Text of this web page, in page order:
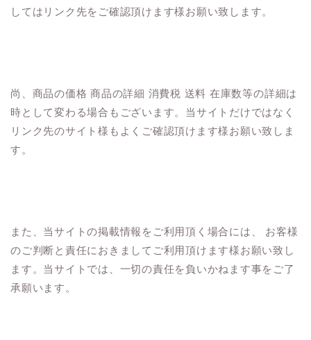
してはリンク先をご確認頂けます様お願い致します。
尚、商品の価格 商品の詳細 消費税 送料 在庫数等の詳細は
時として変わる場合もございます。当サイトだけではなく
リンク先のサイト様もよくご確認頂けます様お願い致しま
す。
また、当サイトの掲載情報をご利用頂く場合には、 お客様
のご判断と責任におきましてご利用頂けます様お願い致し
ます。当サイトでは、一切の責任を負いかねます事をご了
承願います。